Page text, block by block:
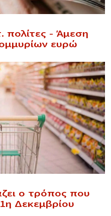
πολίτες – Άμεση
ευρώ
ο τρόπος που
Δεκεμβρίου